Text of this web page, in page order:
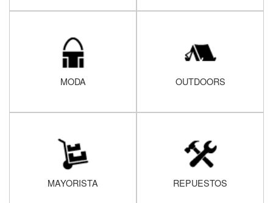
MODA OUTDOORS
MAYORISTA REPUESTOS